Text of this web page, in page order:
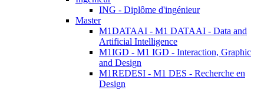
ING - Diplôme d'ingénieur
Master
M1DATAAI - M1 DATAAI - Data and
Artificial Intelligence
M1IGD - M1 IGD - Interaction, Graphic
and Design
M1REDESI - M1 DES - Recherche en
Design